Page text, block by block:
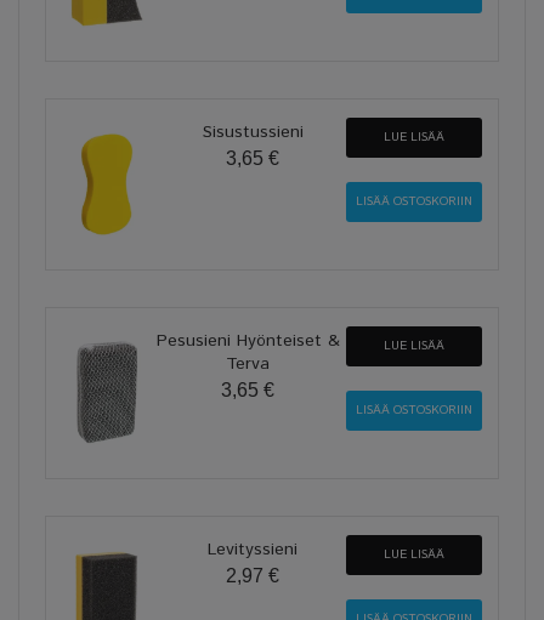
Sisustussieni
3,65 €
LUE LISÄÄ
Pesusieni Hyönteiset &
Terva
3,65 €
LUE LISÄÄ
Levityssieni
2,97 €
LUE LISÄÄ